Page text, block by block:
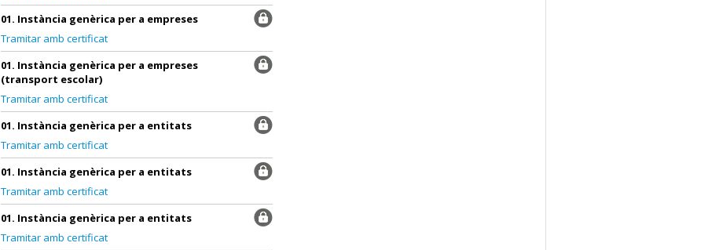
01. Instància genèrica per a empreses
Tramitar amb certificat
01. Instància genèrica per a empreses
(transport escolar)
Tramitar amb certificat
01. Instància genèrica per a entitats
Tramitar amb certificat
01. Instància genèrica per a entitats
Tramitar amb certificat
01. Instància genèrica per a entitats
Tramitar amb certificat